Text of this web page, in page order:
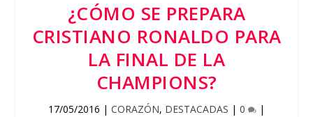
¿CÓMO SE PREPARA
CRISTIANO RONALDO PARA
LA FINAL DE LA
CHAMPIONS?
17/05/2016 | CORAZÓN, DESTACADAS | 0 |